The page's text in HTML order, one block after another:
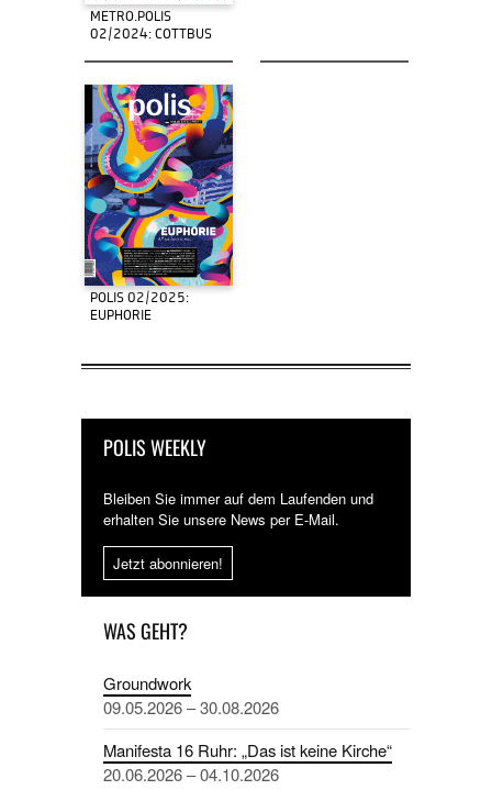
METRO.POLIS
02/2024: COTTBUS
POLIS 02/2025:
EUPHORIE
POLIS WEEKLY
Bleiben Sie immer auf dem Laufenden und
erhalten Sie unsere News per E-Mail.
Jetzt abonnieren!
WAS GEHT?
Groundwork
09.05.2026 – 30.08.2026
Manifesta 16 Ruhr: „Das ist keine Kirche“
20.06.2026 – 04.10.2026